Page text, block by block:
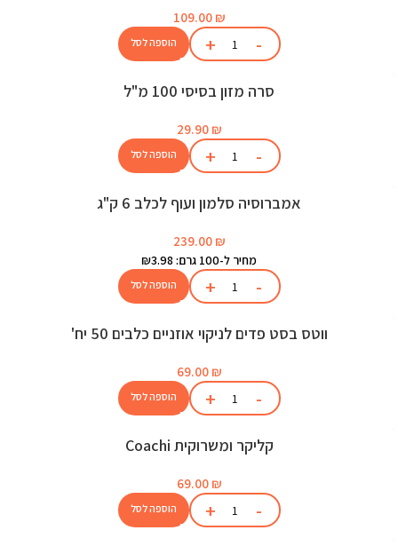
109.00 ₪
הוספה לסל
סרה מזון בסיסי 100 מ"ל
29.90 ₪
הוספה לסל
אמברוסיה סלמון ועוף לכלב 6 ק"ג
239.00 ₪
מחיר ל-100 גרם: ₪3.98
הוספה לסל
ווטס בסט פדים לניקוי אוזניים כלבים 50 יח'
69.00 ₪
הוספה לסל
קליקר ומשרוקית Coachi
69.00 ₪
הוספה לסל